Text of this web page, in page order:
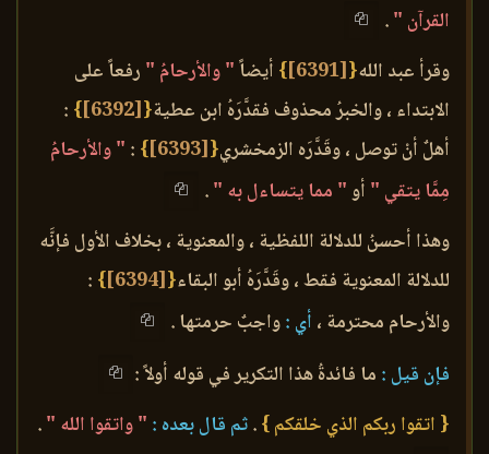
القرآن ".
وقرأ عبد الله{
[6391]
} أيضاً" والأرحامُ " رفعاً على
الابتداء ، والخبرُ محذوف فقدَّرَهُ ابن عطية{
[6392]
}
:
أهلٌ أنْ توصل ، وقَدَّرَه الزمخشري{
[6393]
}
: " والأرحامُ
مِمَّا يتقي " أو" مما يتساءل به ".
وهذا أحسنُ للدلالة اللفظية ، والمعنوية ، بخلاف الأول فإنَّه
للدلالة المعنوية فقط ، وقَدَّرَهُ أبو البقاء{
[6394]
}
:
والأرحام محترمة ، أي :واجبٌ حرمتها .
فإن قيل : ما فائدةُ هذا التكرير في قوله أولاً :
{ اتقوا ربكم الذي خلقكم }.ثم قال بعده : " واتقوا الله ".